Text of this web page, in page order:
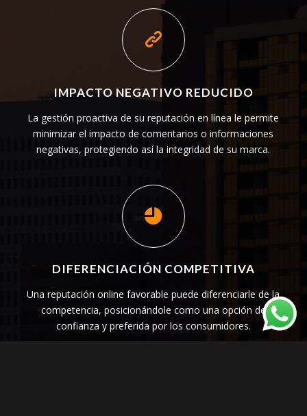
IMPACTO NEGATIVO REDUCIDO
La gestión proactiva de su reputación en línea le permite
minimizar el impacto de comentarios o informaciones
negativas, protegiendo así la integridad de su marca.
DIFERENCIACIÓN COMPETITIVA
Una reputación online favorable puede diferenciarle de la
competencia, posicionándole como una opción de
confianza y preferida por los consumidores.